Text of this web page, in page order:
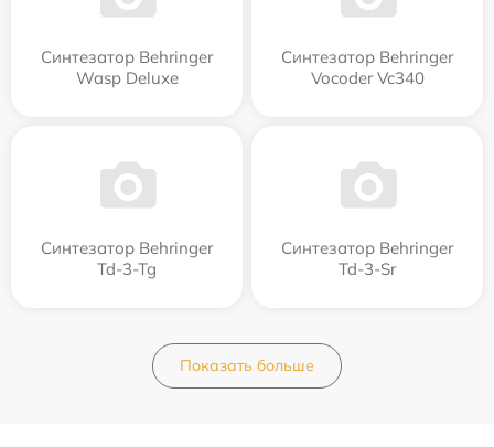
Синтезатор Behringer
Wasp Deluxe
Синтезатор Behringer
Vocoder Vc340
Синтезатор Behringer
Td-3-Tg
Синтезатор Behringer
Td-3-Sr
Показать больше